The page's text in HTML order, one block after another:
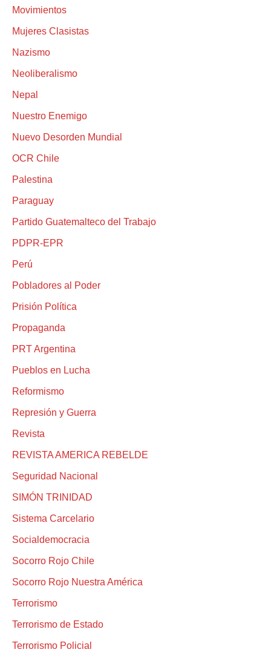
Movimientos
Mujeres Clasistas
Nazismo
Neoliberalismo
Nepal
Nuestro Enemigo
Nuevo Desorden Mundial
OCR Chile
Palestina
Paraguay
Partido Guatemalteco del Trabajo
PDPR-EPR
Perú
Pobladores al Poder
Prisión Política
Propaganda
PRT Argentina
Pueblos en Lucha
Reformismo
Represión y Guerra
Revista
REVISTA AMERICA REBELDE
Seguridad Nacional
SIMÓN TRINIDAD
Sistema Carcelario
Socialdemocracia
Socorro Rojo Chile
Socorro Rojo Nuestra América
Terrorismo
Terrorismo de Estado
Terrorismo Policial